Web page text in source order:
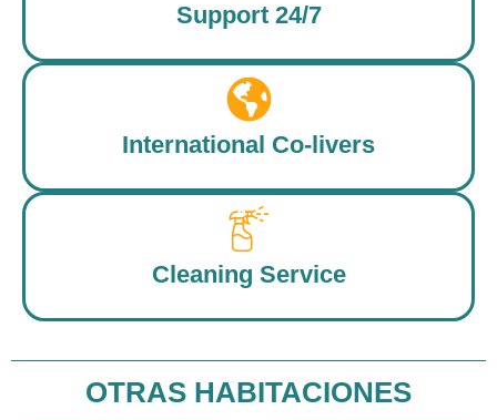
Support 24/7
International Co-livers
Cleaning Service
OTRAS HABITACIONES